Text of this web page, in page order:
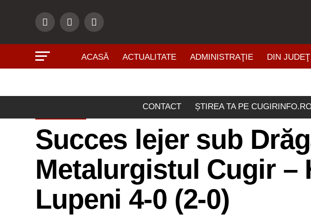
ACASĂ ACTUALITATE ADMINISTRAŢIE DIN JUDEŢ
CONTACT ȘTIREA TA PE
Succes lejer sub
Metalurgistul Cugir –
Lupeni 4-0 (2-0)